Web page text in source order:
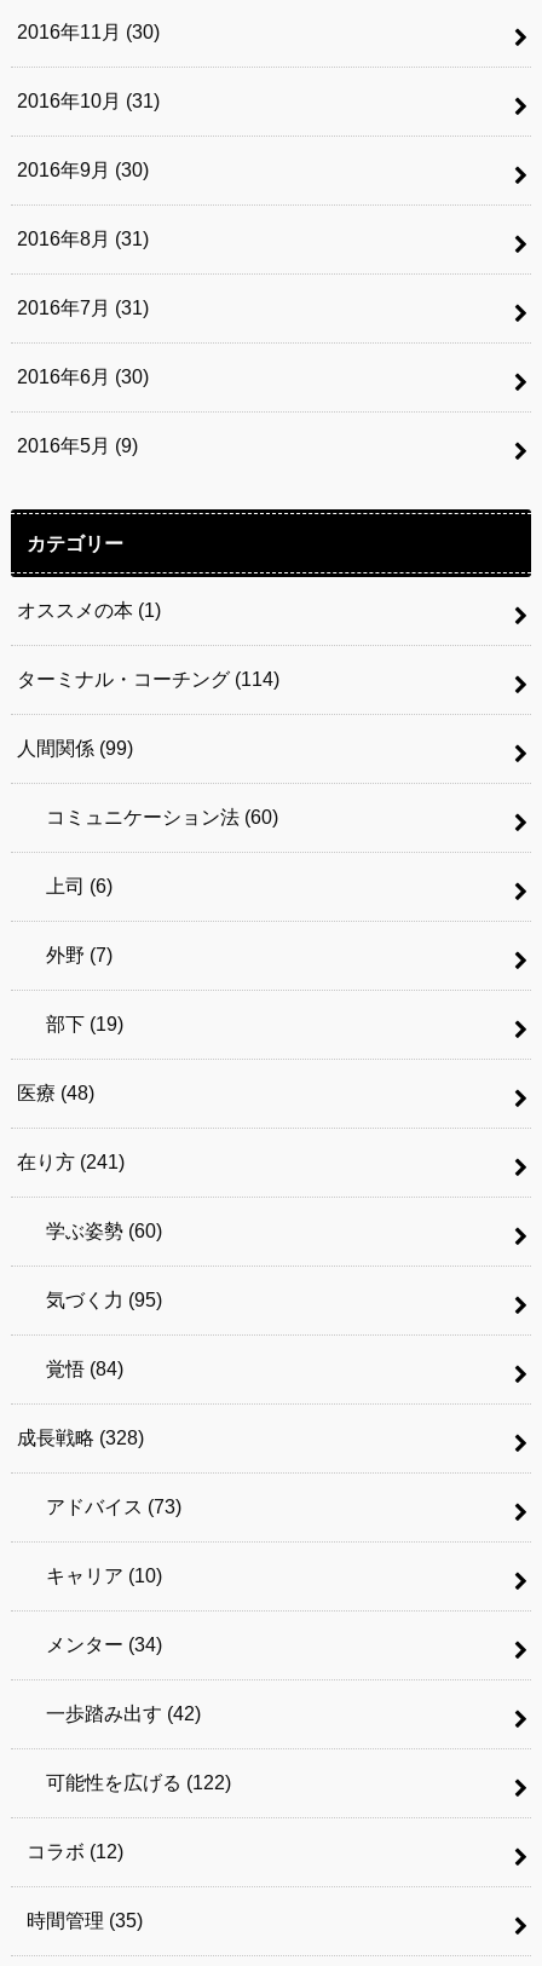
2016年11月 (30)
2016年10月 (31)
2016年9月 (30)
2016年8月 (31)
2016年7月 (31)
2016年6月 (30)
2016年5月 (9)
カテゴリー
オススメの本 (1)
ターミナル・コーチング (114)
人間関係 (99)
コミュニケーション法 (60)
上司 (6)
外野 (7)
部下 (19)
医療 (48)
在り方 (241)
学ぶ姿勢 (60)
気づく力 (95)
覚悟 (84)
成長戦略 (328)
アドバイス (73)
キャリア (10)
メンター (34)
一歩踏み出す (42)
可能性を広げる (122)
コラボ (12)
時間管理 (35)